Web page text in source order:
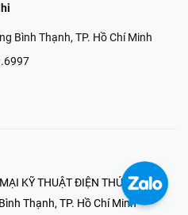
Bình Thạnh, TP. Hồ Chí Minh
KỸ THUẬT ĐIỆN THÚY NHI
Thạnh, TP. Hồ Chí Minh